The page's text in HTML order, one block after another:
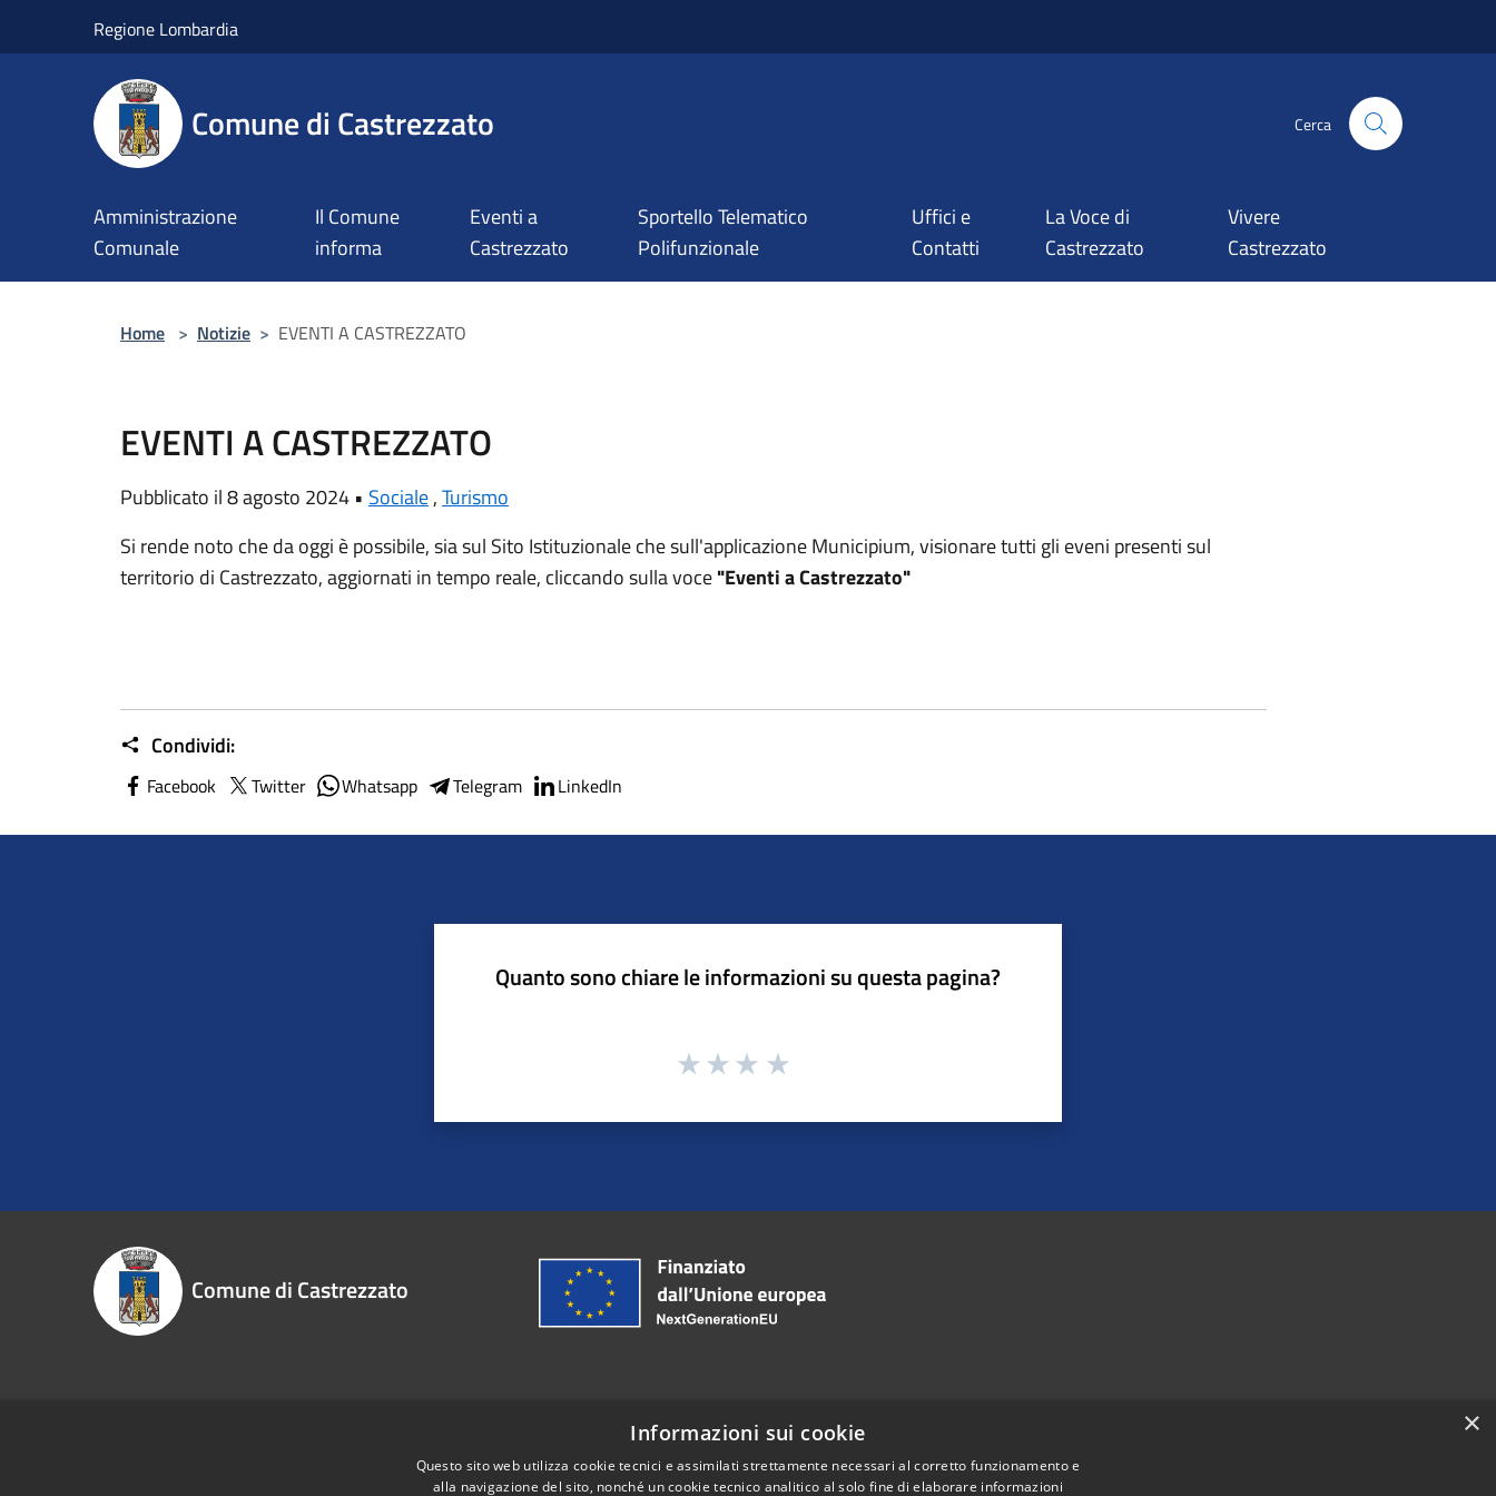
Regione Lombardia
Comune di Castrezzato Cerca
Amministrazione
Comunale
Il Comune
informa
Eventi a
Castrezzato
Sportello Telematico
Polifunzionale
Uffici e
Contatti
La Voce di
Castrezzato
Vivere
Castrezzato
Home > Notizie > EVENTI A CASTREZZATO
EVENTI A CASTREZZATO
Pubblicato il 8 agosto 2024 • Sociale,Turismo
Si rende noto che da oggi è possibile, sia sul Sito Istituzionale che sull'applicazione Municipium, visionare tutti gli eveni presenti sul
territorio di Castrezzato, aggiornati in tempo reale, cliccando sulla voce"Eventi a Castrezzato"
Condividi:
Facebook Twitter Whatsapp Telegram LinkedIn
Quanto sono chiare le informazioni su questa pagina?
Comune di Castrezzato
Piazzale Risorgimento, 1 - 25030 Castrezzato (Bs)
Telefono: 030-7041111
Email: protocollo@comune.castrezzato.bs.it
×
Informazioni sui cookie
Questo sito web utilizza cookie tecnici e assimilati strettamente necessari al corretto funzionamento e
alla navigazione del sito, nonché un cookie tecnico analitico al solo fine di elaborare informazioni